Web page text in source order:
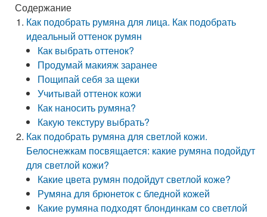
Содержание
Как подобрать румяна для лица. Как подобрать
идеальный оттенок румян
Как выбрать оттенок?
Продумай макияж заранее
Пощипай себя за щеки
Учитывай оттенок кожи
Как наносить румяна?
Какую текстуру выбрать?
Как подобрать румяна для светлой кожи.
Белоснежкам посвящается: какие румяна подойдут
для светлой кожи?
Какие цвета румян подойдут светлой коже?
Румяна для брюнеток с бледной кожей
Какие румяна подходят блондинкам со светлой